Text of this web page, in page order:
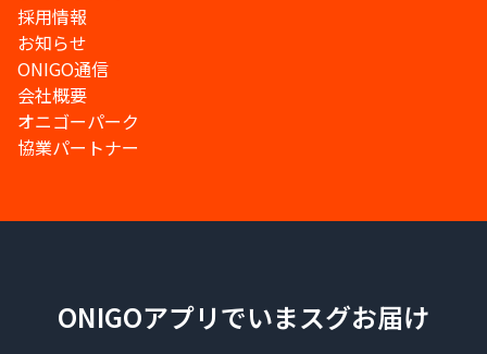
採用情報
お知らせ
ONIGO通信
会社概要
オニゴーパーク
協業パートナー
ONIGOアプリでいまスグお届け